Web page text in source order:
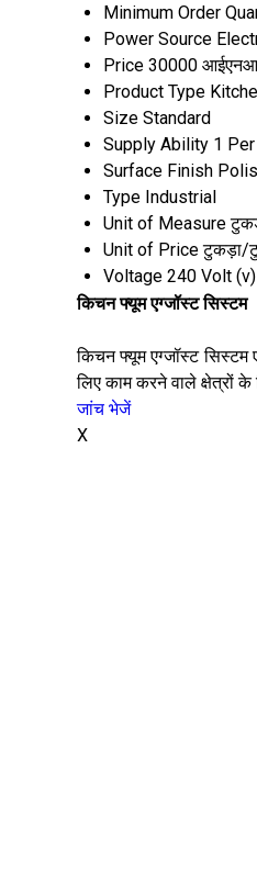
Minimum Order
Power Source
Price 30000
Product Type
Size Standard
Supply Ability 1
Surface Finish
Type Industrial
Unit of Measure
Unit of Price टुकड़ा/
Voltage 240 Volt (v)
किचन फ्यूम एग्जॉस्ट सिस्टम
किचन फ्यूम एग्जॉस्ट सिस्टम
लिए काम करने वाले क्षेत्रों
जांच भेजें
X